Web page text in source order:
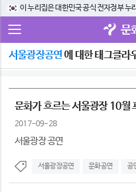
이 누리집은 대한민국 공식 전자정부 누
문
서울광장공연 에 대한 태그클라
문화가 흐르는 서울광장 10월
2017-09-28
서울광장 공연
서울광장공연 문화공연 공